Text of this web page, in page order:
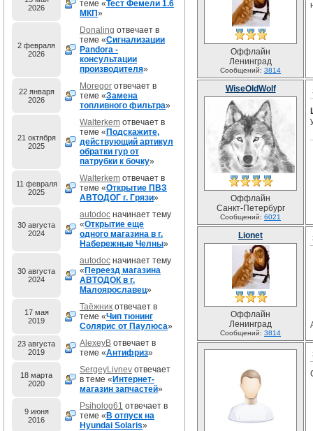
2026
теме «Тест Фемели 1.6
МКП»
2 февраля
2026
Donaling отвечает в
теме «Сигнализации
Pandora -
консультации
производителя»
22 января
2026
Moregor отвечает в
теме «Замена
топливного фильтра»
21 октября
2025
Walterkem отвечает в
теме « Подскажите,
действующий артикул
обратки гур от
патрубки к бочку»
11 февраля
2025
Walterkem отвечает в
теме «Открытие ПВЗ
АВТОДОГ г. Грязи»
30 августа
2024
autodoc начинает тему
«Открытие еще
одного магазина в г.
Набережные Челны»
30 августа
2024
autodoc начинает тему
« Переезд магазина
АВТОДОК в г.
Малоярославец»
17 мая
2019
Таёжник отвечает в
теме «Чип тюнинг
Солярис от Паулюса»
23 августа
2019
AlexeyB отвечает в
теме «Антифриз»
18 марта
2020
SergeyLivnev отвечает
в теме « Интернет-
магазин запчастей»
9 июня
2016
Psiholog61 отвечает в
теме « В отпуск на
Hyundai Solaris»
Оффлайн
Ленинград
Сообщений: 3814
WiseOldWolf
Оффлайн
Санкт-Петербург
Сообщений: 6021
Lionet
Оффлайн
Ленинград
Сообщений: 3814